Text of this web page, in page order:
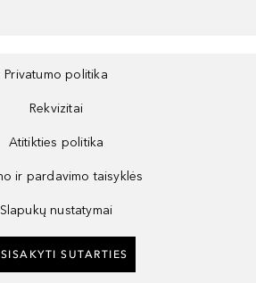
Privatumo politika
Rekvizitai
Atitikties politika
ir pardavimo taisyklės
Slapukų nustatymai
SUTARTIES